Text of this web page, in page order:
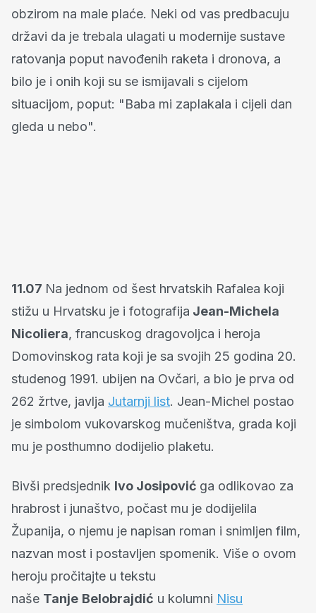
obzirom na male plaće. Neki od vas predbacuju
državi da je trebala ulagati u modernije sustave
ratovanja poput navođenih raketa i dronova, a
bilo je i onih koji su se ismijavali s cijelom
situacijom, poput: "Baba mi zaplakala i cijeli dan
gleda u nebo".
11.07 Na jednom od šest hrvatskih Rafalea koji
stižu u Hrvatsku je i fotografija Jean-Michela
Nicoliera, francuskog dragovoljca i heroja
Domovinskog rata koji je sa svojih 25 godina 20.
studenog 1991. ubijen na Ovčari, a bio je prva od
262 žrtve, javlja Jutarnji list. Jean-Michel postao
je simbolom vukovarskog mučeništva, grada koji
mu je posthumno dodijelio plaketu.
Bivši predsjednik Ivo Josipović ga odlikovao za
hrabrost i junaštvo, počast mu je dodijelila
Županija, o njemu je napisan roman i snimljen film,
nazvan most i postavljen spomenik. Više o ovom
heroju pročitajte u tekstu
naše Tanje Belobrajdić u kolumni Nisu